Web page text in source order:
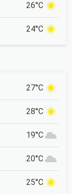
26°C
24°C
27°C
28°C
19°C
20°C
25°C